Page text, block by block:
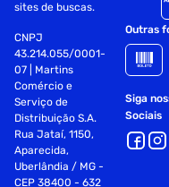
sites de buscas.
CNPJ
43.214.055/0001-
07 | Martins
Comércio e
Serviço de
Distribuição S.A.
Rua Jataí, 1150,
Aparecida,
Uberlândia / MG -
CEP 38400 - 632
Outras
Siga
Sociais